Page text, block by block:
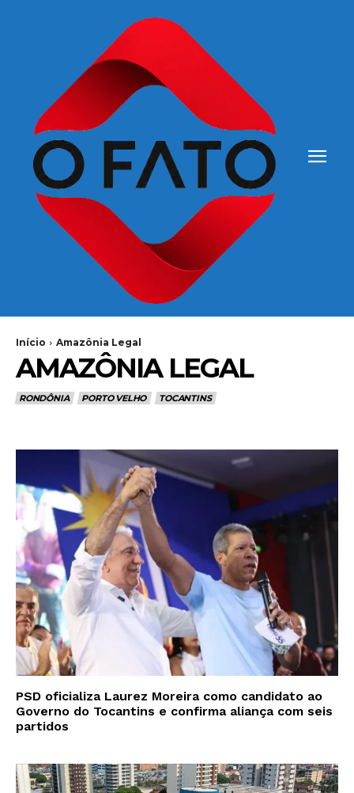
Início Amazônia Legal
AMAZÔNIA LEGAL
RONDÔNIA PORTO VELHO TOCANTINS
PSD oficializa Laurez Moreira como candidato ao
Governo do Tocantins e confirma aliança com seis
partidos